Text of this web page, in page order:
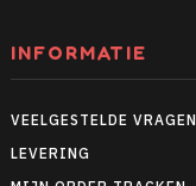
INFORMATIE
VEELGESTELDE VRAGEN
LEVERING